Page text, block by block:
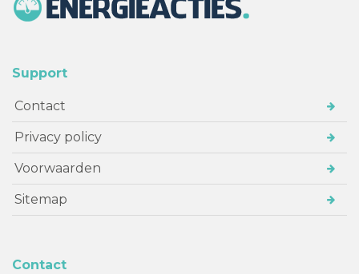
Support
Contact
Privacy policy
Voorwaarden
Sitemap
Contact